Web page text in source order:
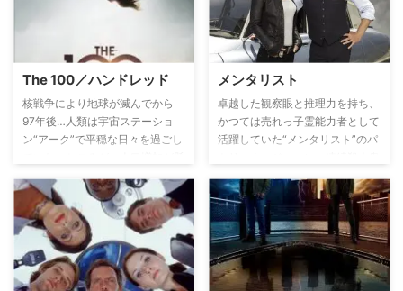
に、一切歳を取らず、何度死んで
秘密を持つ男だった。
実世界への帰還を拒否。すでに7
名もの人間がオニラ社の端末を装
着したまま昏睡状態に陥ってい
た。そんな人々を現実に引き戻す
ため、元人質交渉人のマラが立ち
上がる。
The 100／ハンドレッド
核戦争により地球が滅んでから
97年後…人類は宇宙ステーショ
ン“アーク”で平穏な日々を過ごし
生活が困難な状況に陥ってしま
う。人類は再び、地球へと戻らな
ければならない。そこで地球の状
態を調べるために服役中だった
100人の少年少女を地球へと送り
込む。人類生存の未来を託された
メンタリスト
卓越した観察眼と推理力を持ち、
かつては売れっ子霊能力者として
活躍していた“メンタリスト”のパ
た彼は、レッド・ジョンを捕らえ
るために犯罪コンサルタントとし
てCBI（カリフォルニア州捜査
局）に加わる。犯罪者の心を見抜
いて、型破りな方法で数々の凶悪
事件の真相を暴いていく。